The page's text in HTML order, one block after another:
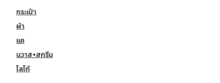
กระเป๋า
ผ้า
แค
นวาส+สกรีน
โลโก้